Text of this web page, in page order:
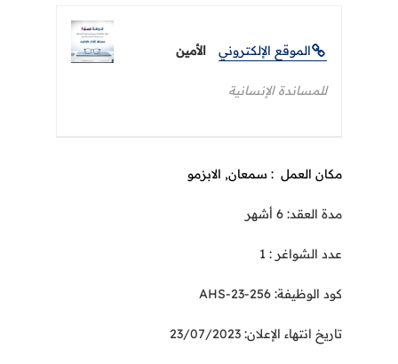
الموقع الإلكتروني الأمين
للمساندة الإنسانية
مكان العمل : سمعان, الابزمو
مدة العقد: 6 أشهر
عدد الشواغر : 1
كود الوظيفة: AHS-23-256
تاريخ انتهاء الإعلان: 23/07/2023